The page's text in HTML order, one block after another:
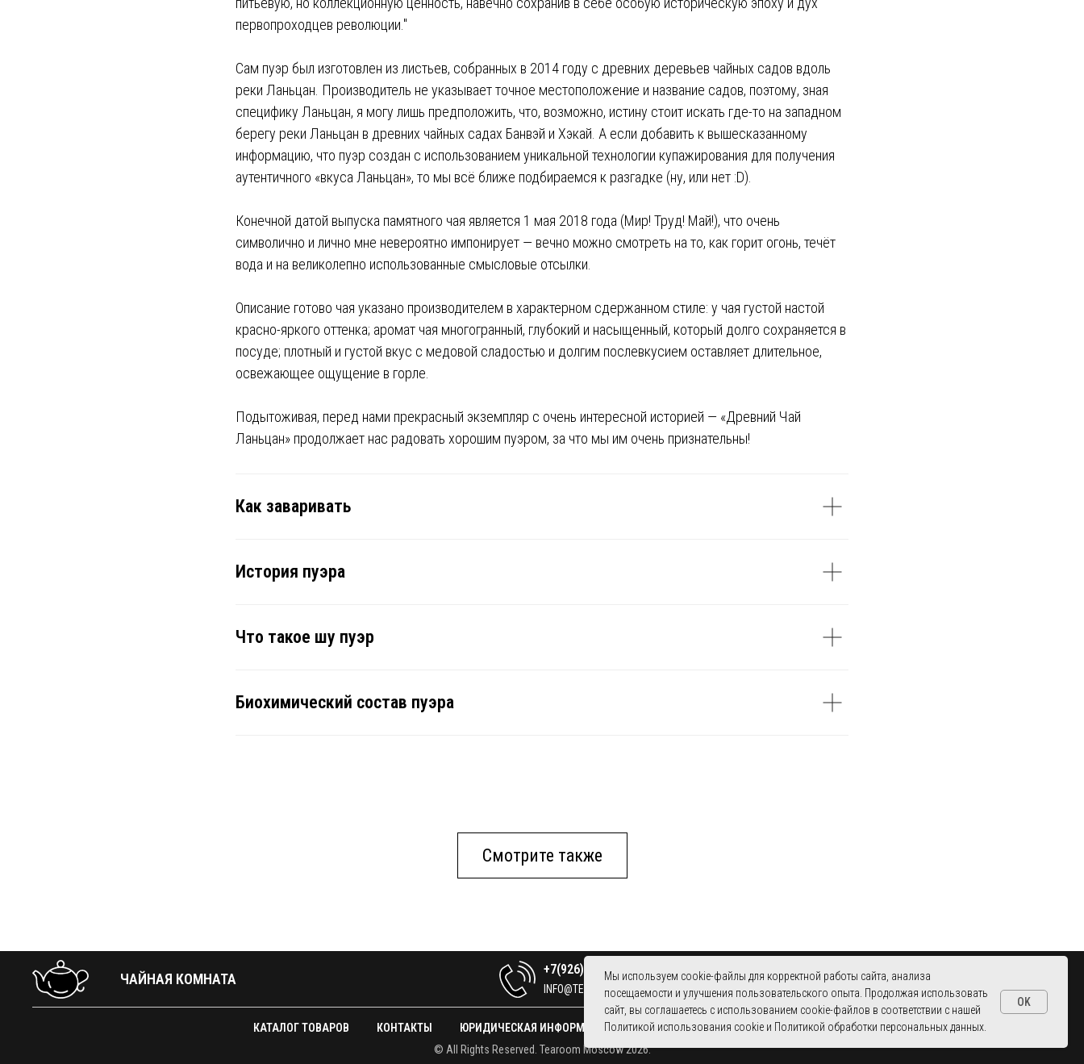
первопроходцев революции."
Сам пуэр был изготовлен из листьев, собранных в 2014 году с древних деревьев чайных садов вдоль
реки Ланьцан. Производитель не указывает точное местоположение и название садов, поэтому, зная
специфику Ланьцан, я могу лишь предположить, что, возможно, истину стоит искать где-то на западном
берегу реки Ланьцан в древних чайных садах Банвэй и Хэкай. А если добавить к вышесказанному
информацию, что пуэр создан с использованием уникальной технологии купажирования для получения
аутентичного «вкуса Ланьцан», то мы всё ближе подбираемся к разгадке (ну, или нет :D).
Конечной датой выпуска памятного чая является 1 мая 2018 года (Мир! Труд! Май!), что очень
символично и лично мне невероятно импонирует — вечно можно смотреть на то, как горит огонь, течёт
вода и на великолепно использованные смысловые отсылки.
Описание готово чая указано производителем в характерном сдержанном стиле: у чая густой настой
красно-яркого оттенка; аромат чая многогранный, глубокий и насыщенный, который долго сохраняется в
посуде; плотный и густой вкус с медовой сладостью и долгим послевкусием оставляет длительное,
освежающее ощущение в горле.
Подытоживая, перед нами прекрасный экземпляр с очень интересной историей — «Древний Чай
Ланьцан» продолжает нас радовать хорошим пуэром, за что мы им очень признательны!
Как заваривать
История пуэра
Что такое шу пуэр
Биохимический состав пуэра
Смотрите также
Мы используем cookie-файлы для корректной работы сайта, анализа
посещаемости и улучшения пользовательского опыта. Продолжая использовать
сайт, вы соглашаетесь с использованием cookie-файлов в соответствии с нашей
Политикой использования cookie и Политикой обработки персональных данных.
OK
ЧАЙНАЯ КОМНАТА
+7(926)931-40-09
INFO@TEAROOM.MOSCOW
УЛ. ЮННАТОВ, 18
МОСКВА, МЕТРО ПЕТРОВСКИЙ ПАРК
КАТАЛОГ ТОВАРОВ КОНТАКТЫ ЮРИДИЧЕСКАЯ ИНФОРМАЦИЯ О ПРОЕКТЕ
ДОСТАВКА И ОПЛАТА
© All Rights Reserved. Tearoom Moscow 2026.